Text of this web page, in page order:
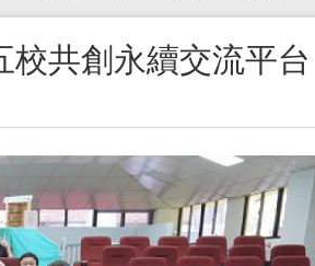
共創永續交流平台